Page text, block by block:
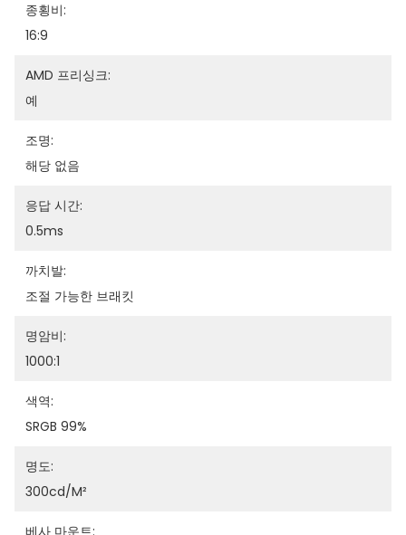
종횡비:
16:9
AMD 프리싱크:
예
조명:
해당 없음
응답 시간:
0.5ms
까치발:
조절 가능한 브래킷
명암비:
1000:1
색역:
SRGB 99%
명도:
300cd/m²
베사 마운트: